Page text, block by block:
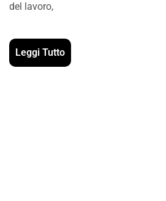
del lavoro,
Leggi Tutto